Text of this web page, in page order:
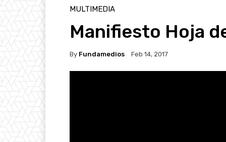
MULTIMEDIA
Manifiesto Hoja
By Fundamedios Feb 14, 2017